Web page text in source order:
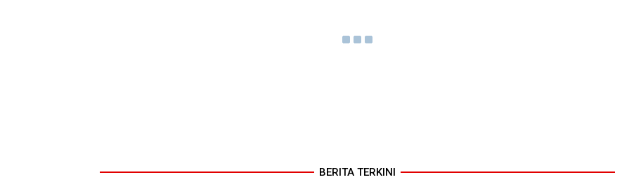
BERITA TERKINI